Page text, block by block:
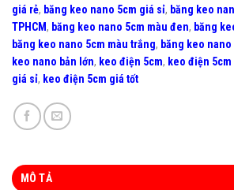
giá rẻ, băng keo nano 5cm giá sỉ, băng keo
TPHCM, băng keo nano 5cm màu đen, băng
băng keo nano 5cm màu trắng, băng keo
keo nano bản lớn, keo điện 5cm, keo điện
giá sỉ, keo điện 5cm giá tốt
MÔ TẢ